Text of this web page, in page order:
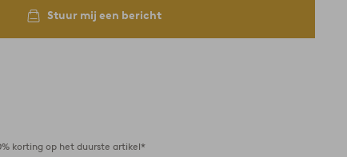
Stuur mij een bericht
korting op het duurste artikel*